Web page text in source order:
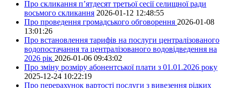
Про скликання п’ятдесят третьої сесії селищної ради
восьмого скликання 2026-01-12 12:48:55
Про проведення громадського обговорення 2026-01-08
13:01:26
Про встановлення тарифів на послуги централізованого
водопостачання та централізованого водовідведення на
2026 рік 2026-01-06 09:43:02
Про зміну розміру абонентської плати з 01.01.2026 року
2025-12-24 10:22:19
Про перерахунок вартості послуги з вивезення рідких